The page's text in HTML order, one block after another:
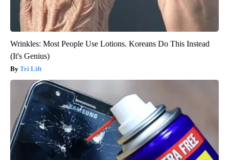
Wrinkles: Most People Use Lotions. Koreans Do This Instead
(It's Genius)
Tri Lift